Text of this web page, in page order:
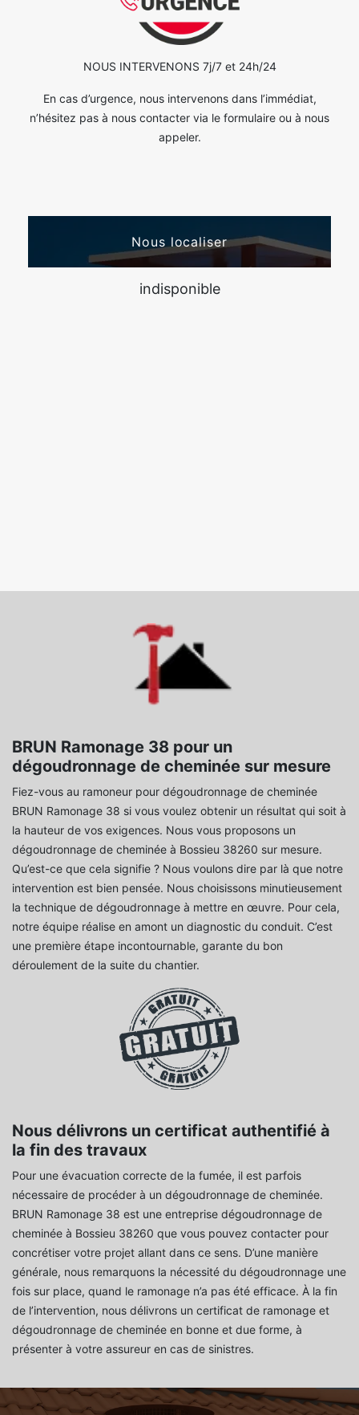
NOUS INTERVENONS 7j/7 et 24h/24
En cas d’urgence, nous intervenons dans l’immédiat,
n’hésitez pas à nous contacter via le formulaire ou à nous
appeler.
Nous localiser
indisponible
BRUN Ramonage 38 pour un
dégoudronnage de cheminée sur mesure
Fiez-vous au ramoneur pour dégoudronnage de cheminée
BRUN Ramonage 38 si vous voulez obtenir un résultat qui soit à
la hauteur de vos exigences. Nous vous proposons un
dégoudronnage de cheminée à Bossieu 38260 sur mesure.
Qu’est-ce que cela signifie ? Nous voulons dire par là que notre
intervention est bien pensée. Nous choisissons minutieusement
la technique de dégoudronnage à mettre en œuvre. Pour cela,
notre équipe réalise en amont un diagnostic du conduit. C’est
une première étape incontournable, garante du bon
déroulement de la suite du chantier.
Nous délivrons un certificat authentifié à
la fin des travaux
Pour une évacuation correcte de la fumée, il est parfois
nécessaire de procéder à un dégoudronnage de cheminée.
BRUN Ramonage 38 est une entreprise dégoudronnage de
cheminée à Bossieu 38260 que vous pouvez contacter pour
concrétiser votre projet allant dans ce sens. D’une manière
générale, nous remarquons la nécessité du dégoudronnage une
fois sur place, quand le ramonage n’a pas été efficace. À la fin
de l’intervention, nous délivrons un certificat de ramonage et
dégoudronnage de cheminée en bonne et due forme, à
présenter à votre assureur en cas de sinistres.